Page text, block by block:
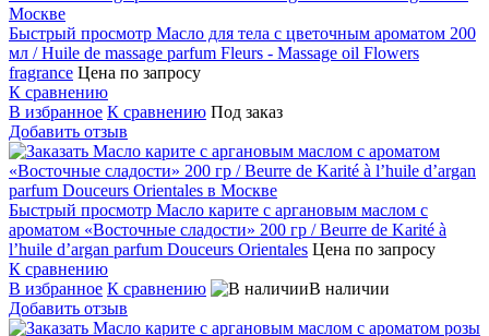
Быстрый просмотр Масло для тела с цветочным ароматом 200
мл / Huile de massage parfum Fleurs - Massage oil Flowers
fragrance Цена по запросу
К сравнению
В избранное К сравнению Под заказ
Добавить отзыв
Быстрый просмотр Масло карите с аргановым маслом с
ароматом «Восточные сладости» 200 гр / Beurre de Karité à
l’huile d’argan parfum Douceurs Orientales Цена по запросу
К сравнению
В избранное К сравнению
В наличии
Добавить отзыв